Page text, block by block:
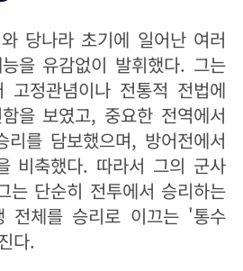
당나라 초기에 일어난 여러
을 유감없이 발휘했다. 그는
고정관념이나 전통적 전법에
을 보였고, 중요한 전역에서
를 담보했으며, 방어전에서
비축했다. 따라서 그의 군사
는 단순히 전투에서 승리하는
전체를 승리로 이끄는 '통수
다.